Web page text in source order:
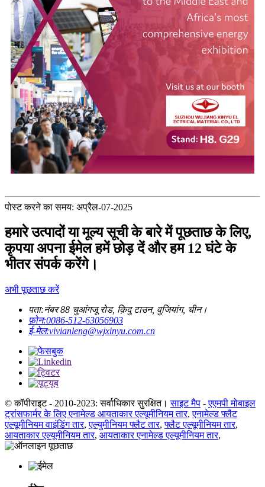
पोस्ट करने का समय: अप्रैल-07-2025
हमारे उत्पादों या मूल्य सूची के बारे में पूछताछ के लिए,
कृपया अपना ईमेल हमें छोड़ दें और हम 12 घंटे के
भीतर संपर्क करेंगे।
अभी पूछताछ करें
पता:नंबर 88 चुआंगजू रोड, क़िदु टाउन, वुजियांग, चीन।
फ़ोन:0086-512-63056903
ई-मेल:vivianleng@wjxinyu.com.cn
© कॉपीराइट - 2010-2023: सर्वाधिकार सुरक्षित। साइट मैप -एएमपी मोबाइल
ट्रांसफार्मर के लिए एनामेल्ड आयताकार एल्यूमीनियम तार,एनामेल्ड फ्लैट
एल्यूमीनियम वाइंडिंग तार,एल्युमीनियम फ्लैट तार,फ्लैट एल्यूमीनियम तार,
आयताकार एल्यूमीनियम तार, आयताकार एनामेल्ड एल्यूमीनियम तार,